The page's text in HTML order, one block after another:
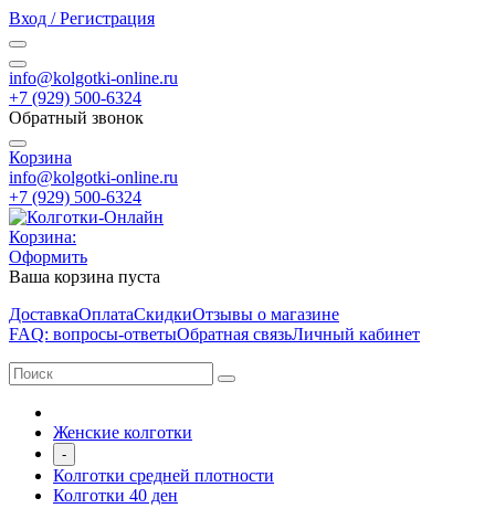
Вход / Регистрация
info@kolgotki-online.ru
+7 (929) 500-6324
Обратный звонок
Корзина
info@kolgotki-online.ru
+7 (929) 500-6324
Корзина:
Оформить
Ваша корзина пуста
ДоставкаОплатаСкидкиОтзывы о магазине
FAQ: вопросы-ответыОбратная связьЛичный кабинет
Женские колготки
-
Колготки средней плотности
Колготки 40 ден